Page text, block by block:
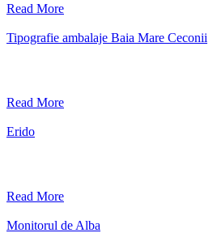
Read More
Tipografie ambalaje Baia Mare Ceconii
Read More
Erido
Read More
Monitorul de Alba